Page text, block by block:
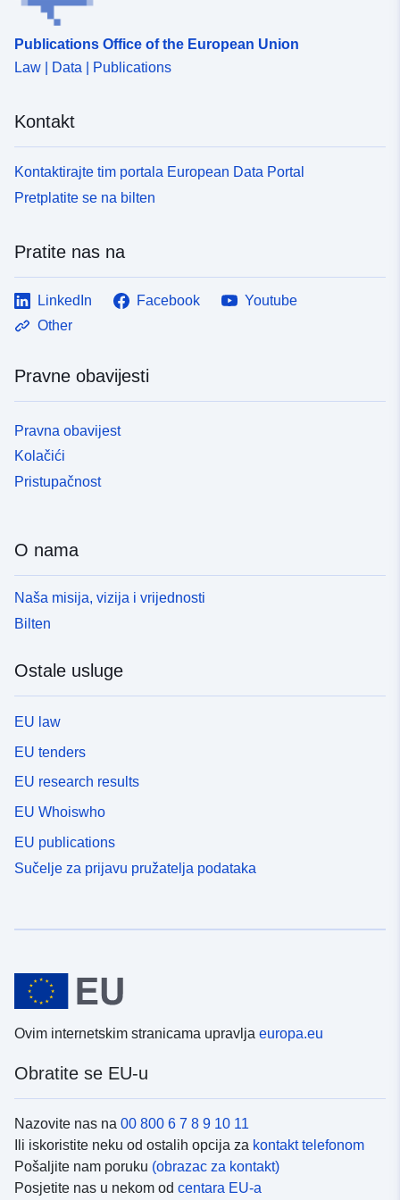
Identifikatori:
https://geoportal.sachsen.de/md/
uriRef:
Periodičnost
obračuna:
annual
Publications Office of the European Union
Law | Data | Publications
Kontakt
Kontaktirajte tim portala European Data Portal
Pretplatite se na bilten
Pratite nas na
LinkedIn Facebook
Youtube
Other
Pravne obavijesti
Pravna obavijest
Kolačići
Pristupačnost
O nama
Naša misija, vizija i vrijednosti
Bilten
Ostale usluge
EU law
EU tenders
EU research results
EU Whoiswho
EU publications
Sučelje za prijavu pružatelja podataka
Ovim internetskim stranicama upravlja europa.eu
Obratite se EU-u
Nazovite nas na 00 800 6 7 8 9 10 11
Ili iskoristite neku od ostalih opcija za kontakt telefonom
Pošaljite nam poruku (obrazac za kontakt)
Posjetite nas u nekom od centara EU-a